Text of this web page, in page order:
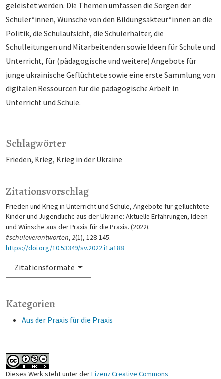
Schlagwörter
Frieden Krieg Krieg in der Ukraine
Kategorien
Aus der Praxis für die Praxis
Zitationsvorschlag
Frieden und Krieg in Unterricht und Schule, Angebote für geflüchtete
Kinder und Jugendliche aus der Ukraine: Aktuelle Erfahrungen, Ideen
und Wünsche aus der Praxis für die Praxis. (2022).
#schuleverantworten, 2(1), 128-145.
https://doi.org/10.53349/sv.2022.i1.a188
Zitationsformate
geleistet werden. Die Themen umfassen die Sorgen der
Schüler*innen, Wünsche von den Bildungsakteur*innen an die
Politik, die Schulaufsicht, die Schulerhalter, die
Schulleitungen und Mitarbeitenden sowie Ideen für Schule und
Unterricht, für (pädagogische und weitere) Angebote für
junge ukrainische Geflüchtete sowie eine erste Sammlung von
digitalen Ressourcen für die pädagogische Arbeit in
Unterricht und Schule.
Dieses Werk steht unter derLizenz Creative Commons